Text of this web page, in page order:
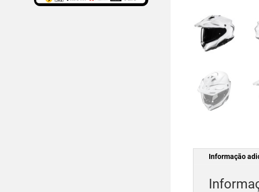
Informação